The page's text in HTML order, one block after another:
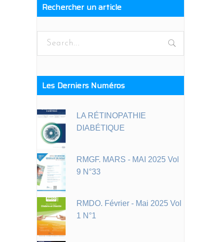
Rechercher un article
Search
Les Derniers Numéros
LA RÉTINOPATHIE
DIABÉTIQUE
RMGF. MARS - MAI 2025 Vol
9 N°33
RMDO. Février - Mai 2025 Vol
1 N°1